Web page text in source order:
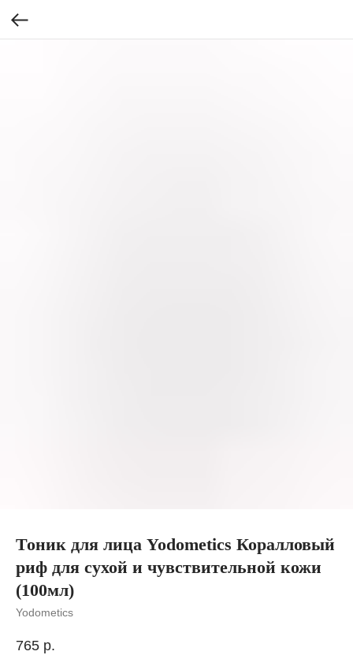
Тоник для лица Yodometics Коралловый
риф для сухой и чувствительной кожи
(100мл)
Yodometics
765 р.